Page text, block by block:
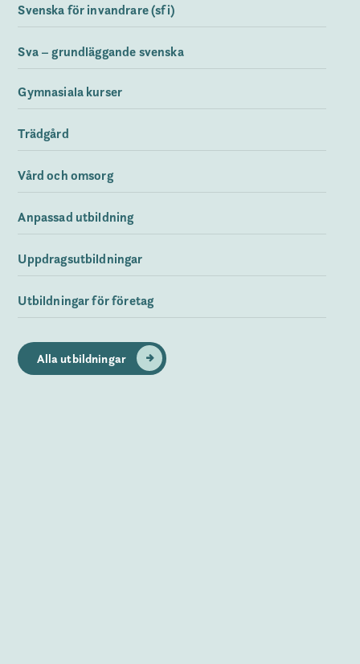
Svenska för invandrare (sfi)
Sva – grundläggande svenska
Gymnasiala kurser
Trädgård
Vård och omsorg
Anpassad utbildning
Uppdragsutbildningar
Utbildningar för företag
Alla utbildningar